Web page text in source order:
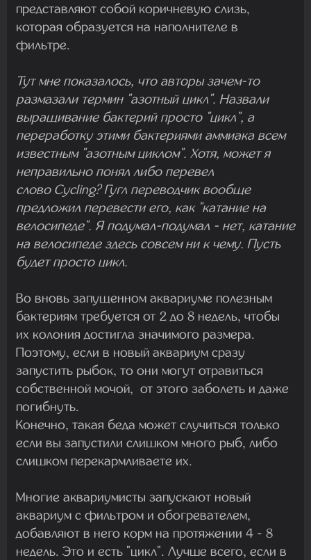
представляют собой коричневую слизь,
которая образуется на наполнителе в
фильтре.
Тут мне показалось, что авторы зачем-то
размазали термин "азотный цикл". Назвали
выращивание бактерий просто "цикл", а
переработку этими бактериями аммиака всем
известным "азотным циклом". Хотя, может я
неправильно понял либо перевел
слово Cycling? Гугл переводчик вообще
предложил перевести его, как "катание на
велосипеде". Я подумал-подумал - нет, катание
на велосипеде здесь совсем ни к чему. Пусть
будет просто цикл.
Во вновь запущенном аквариуме полезным
бактериям требуется от 2 до 8 недель, чтобы
их колония достигла значимого размера.
Поэтому, если в новый аквариум сразу
запустить рыбок, то они могут отравиться
собственной мочой, от этого заболеть и даже
погибнуть.
Конечно, такая беда может случиться только
если вы запустили слишком много рыб, либо
слишком перекармливаете их.
Многие аквариумисты запускают новый
аквариум с фильтром и обогревателем,
добавляют в него корм на протяжении 4 - 8
недель. Это и есть "цикл". Лучше всего, если в